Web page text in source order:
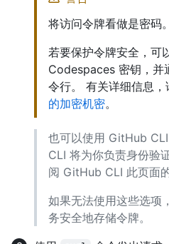
将访问令牌看做是密码。
若要保护令牌安全，可
Codespaces 密钥，
令行。 有关详细信息，
的加密机密。
也可以使用 GitHub
CLI 将为你负责身份验
阅 GitHub CLI 此页面的
如果无法使用这些选项
务安全地存储令牌。